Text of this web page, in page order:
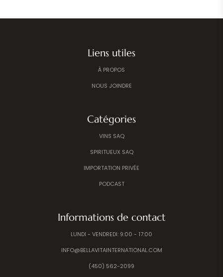
Liens utiles
À PROPOS
NOUS JOINDRE
Catégories
VINS SAQ
SPIRITUEUX SAQ
IMPORTATION PRIVÉE
PODCAST
Informations de contact
LUNDI - VENDREDI: 9:00 - 17:00
INFO@BELLAVITAINTERNATIONAL.COM
(450) 562-2099